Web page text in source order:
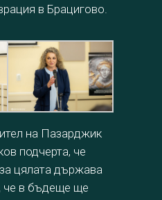
в Брацигово.
на Пазарджик
подчерта, че
цялата държава
че в бъдеще ще